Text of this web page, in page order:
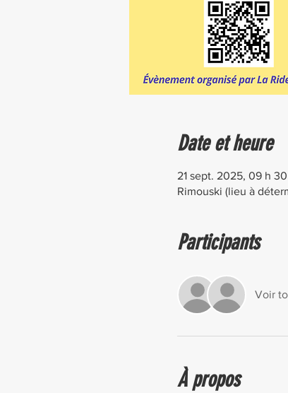
Date et heure
21 sept. 2025, 09 h 30
Rimouski (lieu à
Participants
Voir
À propos